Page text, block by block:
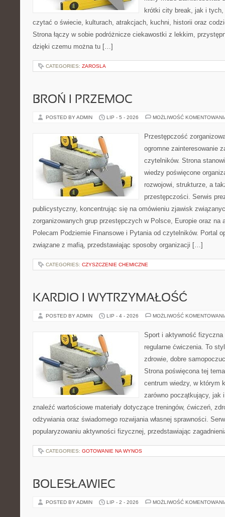
krótki city break, jak i
czytać o świecie, kulturach, atrakcjach, kuchni, historii oraz
Strona łączy w sobie podróżnicze ciekawostki z lekkim,
dzięki czemu można tu […]
CATEGORIES: ZAROSLA
BROŃ I PRZEMOC
POSTED BY ADMIN LIP - 5 - 2026 MOŻLIWOŚĆ
Przestępczość
ogromne zainteresowanie
czytelników. Strona
wiedzy poświęcone
rozwojowi, strukturze, a
przestępczości. Serwis
publicystyczny, koncentrując się na omówieniu zjawisk
zorganizowanych grup przestępczych w Polsce, Europie oraz na
Polecam Podziemie Finansowe i Pytania od czytelników. Portal
związane z mafią, przedstawiając sposoby organizacji […]
CATEGORIES: CZYSZCZENIE CHEMICZNE
KARDIO I WYTRZYMAŁOŚĆ
POSTED BY ADMIN LIP - 4 - 2026 MOŻLIWOŚĆ
Sport i aktywność
regularne ćwiczenia. To
zdrowie, dobre
Strona poświęcona tej
centrum wiedzy, w którym
zarówno początkujący, jak
znaleźć wartościowe materiały dotyczące treningów, ćwiczeń,
odżywiania oraz świadomego rozwijania własnej sprawności.
popularyzowaniu aktywności fizycznej, przedstawiając
CATEGORIES: GOTOWANIE NA WYNOS
BOLESŁAWIEC
POSTED BY ADMIN LIP - 2 - 2026 MOŻLIWOŚĆ